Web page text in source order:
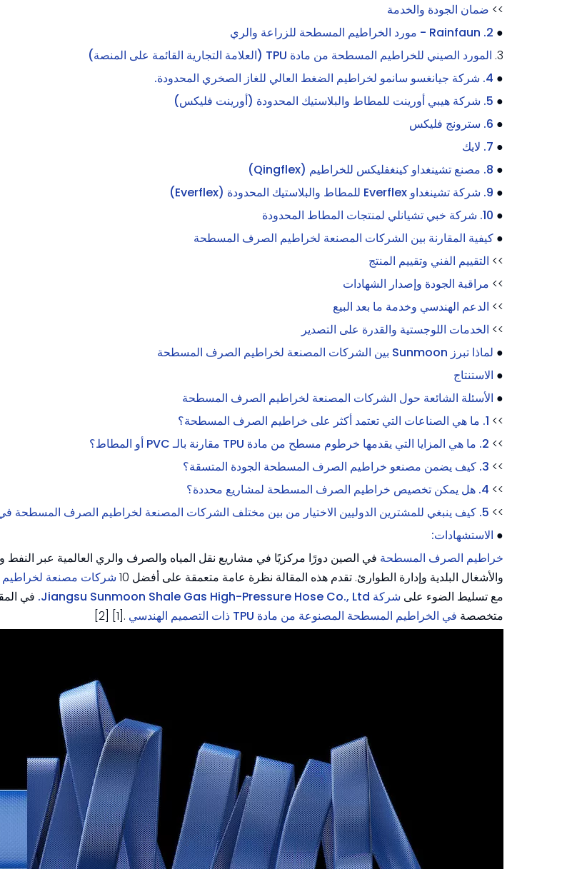
>> ضمان الجودة والخدمة
● 2. Rainfaun - مورد الخراطيم المسطحة للزراعة والري
3. المورد الصيني للخراطيم المسطحة من مادة TPU (العلامة التجارية القائمة على المنصة)
● 4. شركة جيانغسو سانمو لخراطيم الضغط العالي للغاز الصخري المحدودة.
● 5. شركة هيبي أورينت للمطاط والبلاستيك المحدودة (أورينت فليكس)
● 6. سترونج فليكس
● 7. لايك
● 8. مصنع تشينغداو كينغفليكس للخراطيم (Qingflex)
● 9. شركة تشينغداو Everflex للمطاط والبلاستيك المحدودة (Everflex)
● 10. شركة خبي تشيانلي لمنتجات المطاط المحدودة
● كيفية المقارنة بين الشركات المصنعة لخراطيم الصرف المسطحة
>> التقييم الفني وتقييم المنتج
>> مراقبة الجودة وإصدار الشهادات
>> الدعم الهندسي وخدمة ما بعد البيع
>> الخدمات اللوجستية والقدرة على التصدير
● لماذا تبرز Sunmoon بين الشركات المصنعة لخراطيم الصرف المسطحة
● الاستنتاج
● الأسئلة الشائعة حول الشركات المصنعة لخراطيم الصرف المسطحة
>> 1. ما هي الصناعات التي تعتمد أكثر على خراطيم الصرف المسطحة؟
>> 2. ما هي المزايا التي يقدمها خرطوم مسطح من مادة TPU مقارنة بالـ PVC أو المطاط؟
>> 3. كيف يضمن مصنعو خراطيم الصرف المسطحة الجودة المتسقة؟
>> 4. هل يمكن تخصيص خراطيم الصرف المسطحة لمشاريع محددة؟
>> 5. كيف ينبغي للمشترين الدوليين الاختيار من بين مختلف الشركات المصنعة لخراطيم الصرف المسطحة في الصين؟
● الاستشهادات:
خراطيم الصرف المسطحة في الصين دورًا مركزيًا في مشاريع نقل المياه والصرف والري العالمية عبر النفط
والأشغال البلدية وإدارة الطوارئ. تقدم هذه المقالة نظرة عامة متعمقة على أفضل 10
شركات مصنعة
مع تسليط الضوء على شركة Jiangsu Sunmoon Shale Gas High-Pressure Hose Co., Ltd.
في
متخصصة في الخراطيم المسطحة المصنوعة من مادة TPU ذات التصميم الهندسي .[1] [2]